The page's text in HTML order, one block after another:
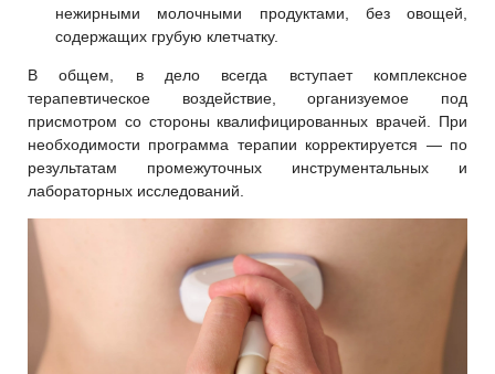
нежирными молочными продуктами, без овощей,
содержащих грубую клетчатку.
В общем, в дело всегда вступает комплексное
терапевтическое воздействие, организуемое под
присмотром со стороны квалифицированных врачей. При
необходимости программа терапии корректируется — по
результатам промежуточных инструментальных и
лабораторных исследований.